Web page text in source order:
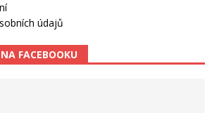
údajů
FACEBOOKU